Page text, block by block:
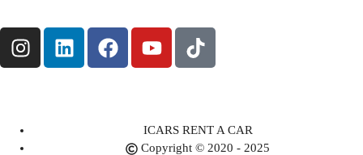
ICARS RENT A CAR
Copyright © 2020 - 2025